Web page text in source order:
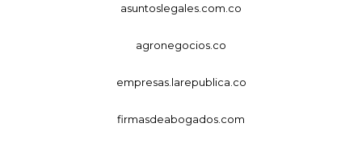
asuntoslegales.com.co
agronegocios.co
empresas.larepublica.co
firmasdeabogados.com